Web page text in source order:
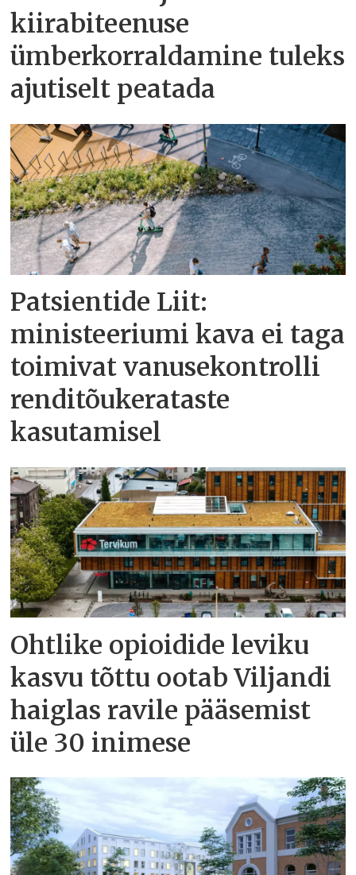
kiirabiteenuse
ümberkorraldamine tuleks
ajutiselt peatada
Patsientide Liit:
ministeeriumi kava ei taga
toimivat vanusekontrolli
renditõukerataste
kasutamisel
Ohtlike opioidide leviku
kasvu tõttu ootab Viljandi
haiglas ravile pääsemist
üle 30 inimese